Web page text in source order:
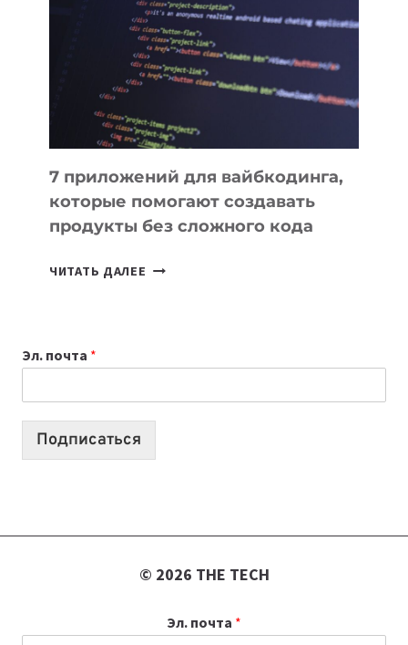
ИНСТРУМЕНТОВ
ДЛЯ
РАБОТЫ
7 приложений для вайбкодинга,
которые помогают создавать
продукты без сложного кода
ЧИТАТЬ ДАЛЕЕ
СОЗДАВАТЬ
ПРОДУКТЫ
Эл. почта *
Подписаться
© 2026 THE TECH
Эл. почта *